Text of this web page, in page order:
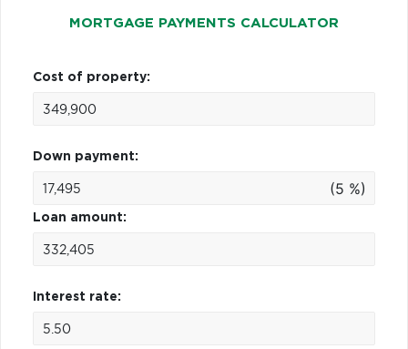
MORTGAGE PAYMENTS CALCULATOR
Cost of property:
Down payment:
(5 %)
Loan amount:
Interest rate: